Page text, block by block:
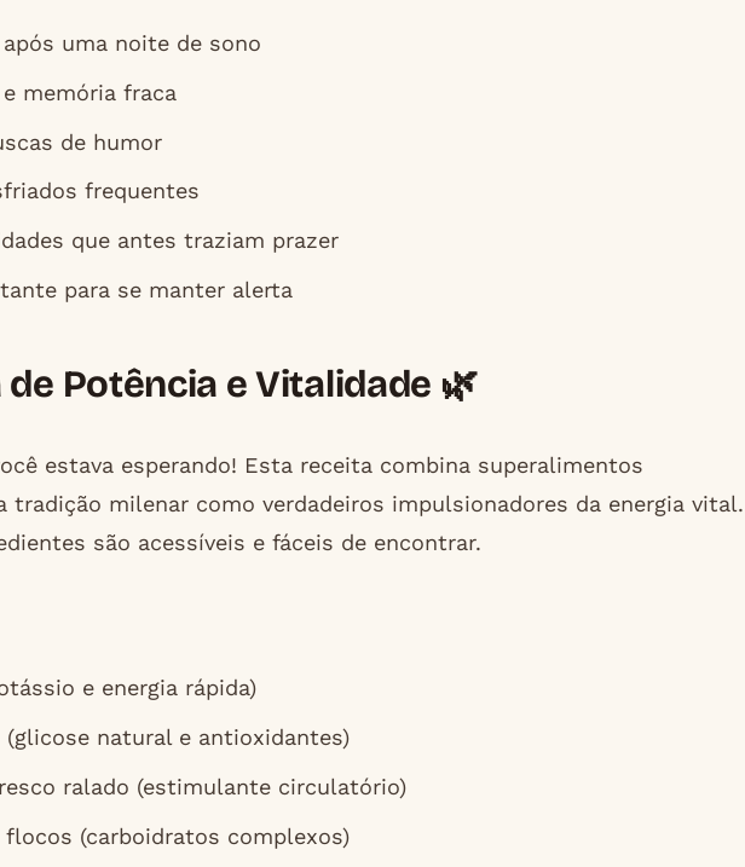
uma noite de sono
memória fraca
de humor
frequentes
que antes traziam prazer
para se manter alerta
Potência e Vitalidade 🌿
estava esperando! Esta receita combina superalimentos
tradição milenar como verdadeiros impulsionadores da energia vital.
são acessíveis e fáceis de encontrar.
e energia rápida)
natural e antioxidantes)
ralado (estimulante circulatório)
flocos (carboidratos complexos)